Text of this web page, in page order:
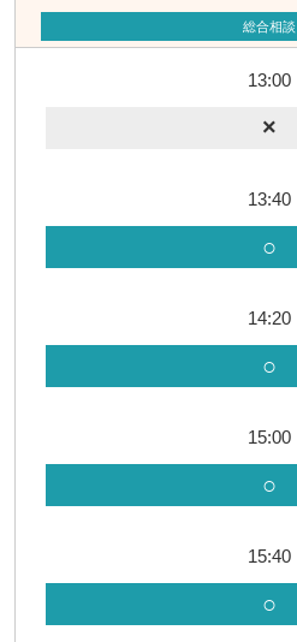
総合相談
13:00
×
13:40
○
14:20
○
15:00
○
15:40
○